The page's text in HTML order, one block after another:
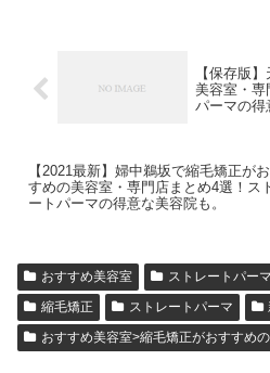
【保存版
美容室・専
パーマの得
【2021最新】婦中鵜坂で縮毛矯正が
すめの美容室・専門店まとめ4選！ス
ートパーマの得意な美容院も。
おすすめ美容室
ストレートパー
縮毛矯正
ストレートパーマ
おすすめ美容室>縮毛矯正がおすすめ